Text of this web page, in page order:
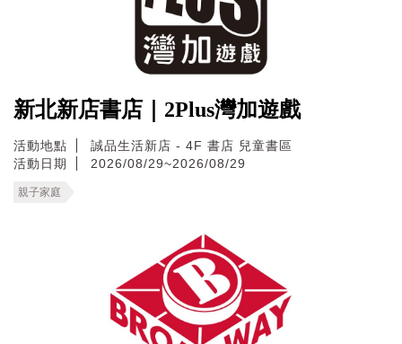
新北新店書店｜2Plus灣加遊戲
活動地點
誠品生活新店 - 4F 書店 兒童書區
活動日期
2026/08/29~2026/08/29
親子家庭